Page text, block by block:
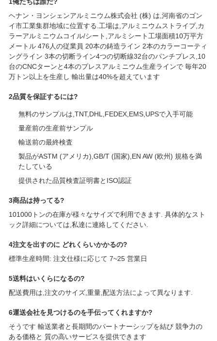
ヘナン・ヨンシェンアルミニウム株式会社 (株) は,河南省のゴン
イ市工業集群地域に位置する.工場は,アルミニウムストライプ,カ
ラーアルミニウムコイル/シート,アルミシート工場面積10万平方
メートル 476人の従業員 20本の鋳造ライン 2本のカラーコーティ
ングライン 3本の切断ライン4つの切断線32台のパンチプレス,10
台のCNCターンと4本のプレスアルミニウム生産ラインで 毎年20
万トン以上を生産し 輸出量は40%を超えています
2品質を保証するには?
無料のサンプルは,TNT,DHL,FEDEX,EMS,UPSで入手可能
量産前の生産前サンプル
輸送前の最終検査
製品がASTM (アメリカ),GB/T (国家),EN AW (欧州) 規格を満
たしている
提供された品質検査証明書とISO認証
3商品は持ってる?
101000トンの在庫が様々なサイズで利用できます. 具体的なスト
ック詳細については,私達に連絡してください.
4注文を出すのに どれくらいかかるの?
標準生産時間: 注文仕様に応じて 7~25 営業日
5送料はいくらになるの?
配送費用は,注文のサイズ,重量,配送方法によって異なります.
6運送会社を見つけるのを手伝ってくれますか?
そうです 輸送業者と長期間のパートナーシップを結び 競争力の
ある価格と 質の高いサービスを提供できます